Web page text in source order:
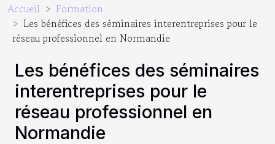
Accueil
Formation
Les bénéfices des séminaires interentreprises pour le
réseau professionnel en Normandie
Les bénéfices des séminaires
interentreprises pour le
réseau professionnel en
Normandie